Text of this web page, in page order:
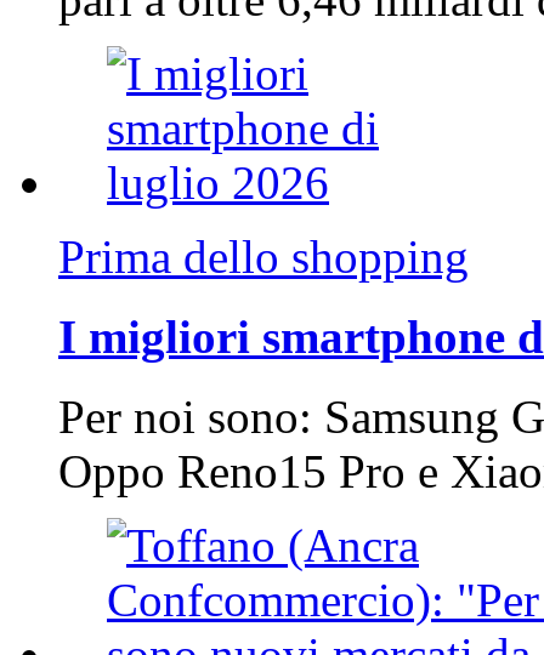
Prima dello shopping
I migliori smartphone
Per noi sono: Samsung
Oppo Reno15 Pro e